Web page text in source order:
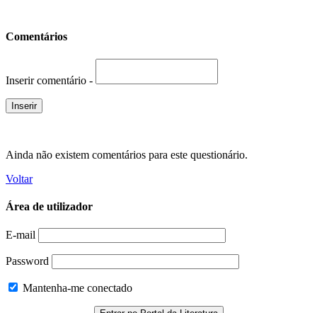
Comentários
Inserir comentário -
Ainda não existem comentários para este questionário.
Voltar
Área de utilizador
E-mail
Password
Mantenha-me conectado